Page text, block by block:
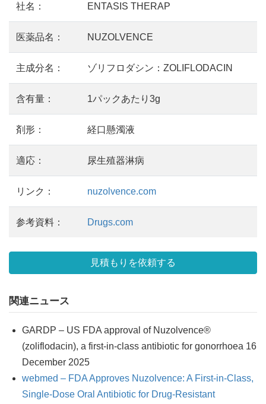
社名： ENTASIS THERAP
医薬品名： NUZOLVENCE
主成分名： ゾリフロダシン：ZOLIFLODACIN
含有量： 1パックあたり3g
剤形： 経口懸濁液
適応： 尿生殖器淋病
リンク： nuzolvence.com
参考資料： Drugs.com
見積もりを依頼する
関連ニュース
GARDP – US FDA approval of Nuzolvence®
(zoliflodacin), a first-in-class antibiotic for gonorrhoea 16
December 2025
webmed – FDA Approves Nuzolvence: A First-in-Class,
Single-Dose Oral Antibiotic for Drug-Resistant